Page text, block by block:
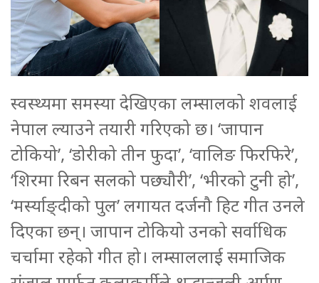
स्वस्थ्यमा समस्या देखिएका लम्सालको शवलाई
नेपाल ल्याउने तयारी गरिएको छ। ‘जापान
टोकियो’, ‘डोरीको तीन फुदा’, ‘वालिङ फिरफिरे’,
‘शिरमा रिबन सलको पछ्यौरी’, ‘भीरको टुनी हो’,
‘मर्स्याङ्दीको पुल’ लगायत दर्जनौ हिट गीत उनले
दिएका छन्। जापान टोकियो उनको सर्वाधिक
चर्चामा रहेको गीत हो। लम्साललाई समाजिक